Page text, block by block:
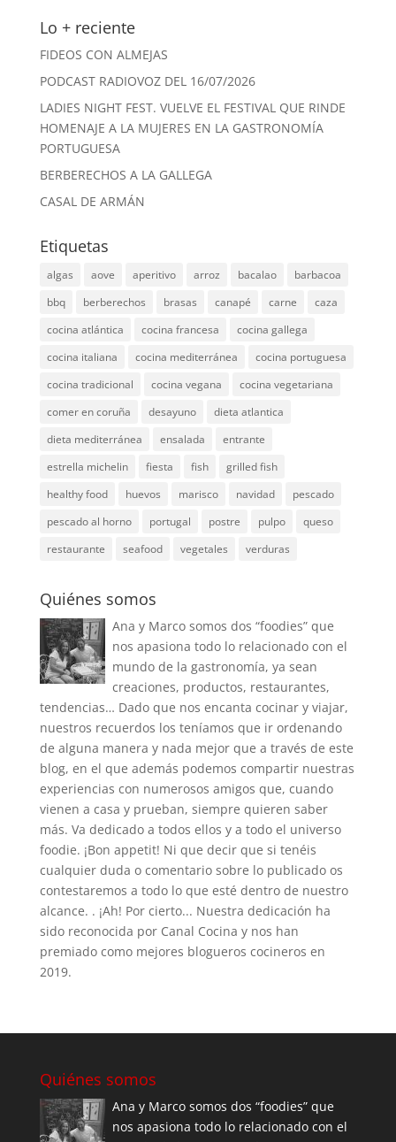
Lo + reciente
FIDEOS CON ALMEJAS
PODCAST RADIOVOZ DEL 16/07/2026
LADIES NIGHT FEST. VUELVE EL FESTIVAL QUE RINDE
HOMENAJE A LA MUJERES EN LA GASTRONOMÍA
PORTUGUESA
BERBERECHOS A LA GALLEGA
CASAL DE ARMÁN
Etiquetas
algas aove aperitivo arroz bacalao
barbacoa
bbq
berberechos brasas canapé carne
caza
cocina atlántica
cocina francesa
cocina gallega
cocina italiana
cocina mediterránea
cocina portuguesa
cocina tradicional
cocina vegana
cocina vegetariana
comer en coruña
desayuno
dieta atlantica
dieta mediterránea
ensalada
entrante
estrella michelin
fiesta fish
grilled fish
healthy food
huevos marisco navidad
pescado
pescado al horno
portugal postre pulpo
queso
restaurante
seafood vegetales verduras
Quiénes somos
Ana y Marco somos dos “foodies” que
nos apasiona todo lo relacionado con el
mundo de la gastronomía, ya sean
creaciones, productos, restaurantes,
tendencias… Dado que nos encanta cocinar y viajar,
nuestros recuerdos los teníamos que ir ordenando
de alguna manera y nada mejor que a través de este
blog, en el que además podemos compartir nuestras
experiencias con numerosos amigos que, cuando
vienen a casa y prueban, siempre quieren saber
más. Va dedicado a todos ellos y a todo el universo
foodie. ¡Bon appetit! Ni que decir que si tenéis
cualquier duda o comentario sobre lo publicado os
contestaremos a todo lo que esté dentro de nuestro
alcance. . ¡Ah! Por cierto... Nuestra dedicación ha
sido reconocida por Canal Cocina y nos han
premiado como mejores blogueros cocineros en
2019.
Quiénes somos
Ana y Marco somos dos “foodies” que
nos apasiona todo lo relacionado con el